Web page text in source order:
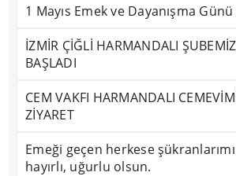
1 Mayıs Emek ve Dayanışma
İZMİR ÇİĞLİ HARMANDALI
BAŞLADI
CEM VAKFI HARMANDALI
ZİYARET
Emeği geçen herkese
hayırlı, uğurlu olsun.